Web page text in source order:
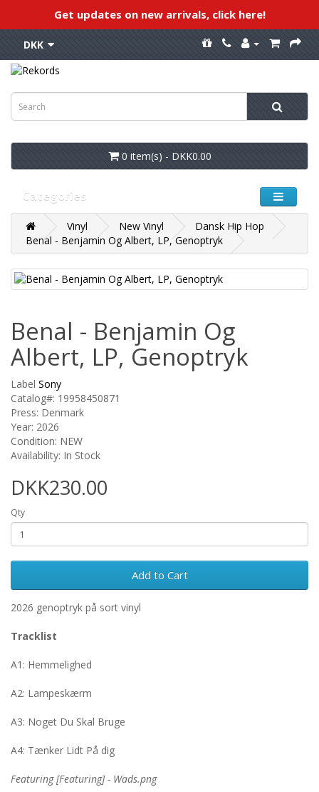
Get updates on new arrivals, click here!
DKK
0 item(s) - DKK0.00
Categories
Vinyl New Vinyl
Dansk Hip Hop
Benal - Benjamin Og Albert, LP, Genoptryk
Benal - Benjamin Og
Albert, LP, Genoptryk
Label Sony
Catalog#: 19958450871
Press: Denmark
Year: 2026
Condition: NEW
Availability: In Stock
DKK230.00
Qty
Add to Cart
2026 genoptryk på sort vinyl
Tracklist
A1: Hemmelighed
A2: Lampeskærm
A3: Noget Du Skal Bruge
A4: Tænker Lidt På dig
Featuring [Featuring] - Wads.png